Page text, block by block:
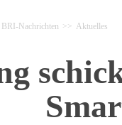
BRI-Nachrichten >> Aktuelles